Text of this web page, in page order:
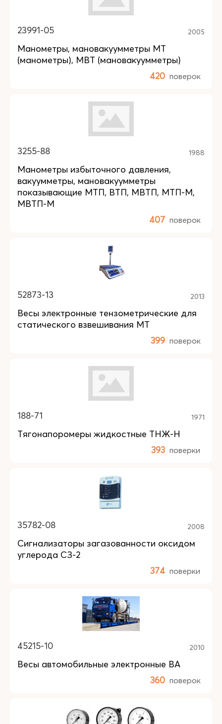
23991-05 2005
Манометры, мановакуумметры МТ
(манометры), МВТ (мановакуумметры)
420 поверок
3255-88 1988
Манометры избыточного давления,
вакуумметры, мановакуумметры
показывающие МТП, ВТП, МВТП, МТП-М,
МВТП-М
407 поверок
52873-13 2013
Весы электронные тензометрические для
статического взвешивания МТ
399 поверок
188-71 1971
Тягонапоромеры жидкостные ТНЖ-Н
393 поверки
35782-08 2008
Сигнализаторы загазованности оксидом
углерода СЗ-2
374 поверки
45215-10 2010
Весы автомобильные электронные ВА
360 поверок